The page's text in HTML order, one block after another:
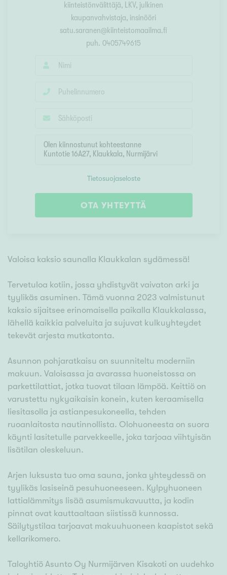
kiinteistönvälittäjä, LKV, julkinen
kaupanvahvistaja, insinööri
satu.saranen@kiinteistomaailma.fi
puh. 0405749615
Tietosuojaseloste
OTA YHTEYTTÄ
Valoisa kaksio saunalla Klaukkalan sydämessä!
Tervetuloa kotiin, jossa yhdistyvät vaivaton arki ja
tyylikäs asuminen. Tämä vuonna 2023 valmistunut
kaksio sijaitsee erinomaisella paikalla Klaukkalassa,
lähellä kaikkia palveluita ja sujuvat kulkuyhteydet
tekevät arjesta mutkatonta.
Asunnon pohjaratkaisu on suunniteltu moderniin
makuun. Valoisassa ja avarassa huoneistossa on
parkettilattiat, jotka tuovat tilaan lämpöä. Keittiö on
varustettu nykyaikaisin konein, kuten keraamisella
liesitasolla ja astianpesukoneella, tehden
ruoanlaitosta nautinnollista. Olohuoneesta on suora
käynti lasitetulle parvekkeelle, joka tarjoaa viihtyisän
lisätilan oleskeluun.
Arjen luksusta tuo oma sauna, jonka yhteydessä on
tyylikäs lasiseinä pesuhuoneeseen. Kylpyhuoneen
lattialämmitys lisää asumismukavuutta, ja kodin
pinnat ovat kauttaaltaan siistissä kunnossa.
Säilytystilaa tarjoavat makuuhuoneen kaapistot sekä
kellarikomero.
Taloyhtiö Asunto Oy Nurmijärven Kisakoti on uudehko